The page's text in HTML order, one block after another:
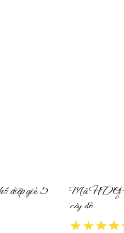
giả 5
Mã HDG-
cây đỏ